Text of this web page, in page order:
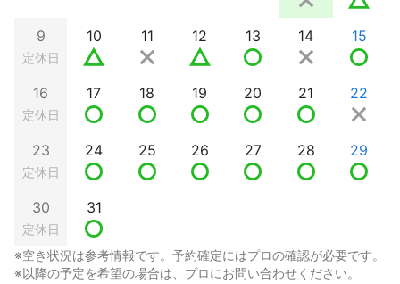
9
定休日
10 11 12 13 14 15
16
定休日
17 18 19 20 21 22
23
定休日
24 25 26 27 28 29
30
定休日
31
※空き状況は参考情報です。予約確定にはプロの確認が必要です。
※以降の予定を希望の場合は、プロにお問い合わせください。